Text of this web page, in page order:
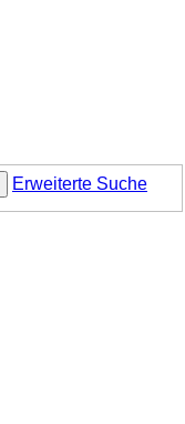
Erweiterte Suche